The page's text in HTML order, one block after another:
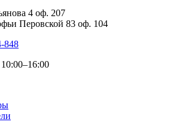
4 оф. 207
Перовской 83 оф. 104
848